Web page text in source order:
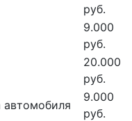
руб.
9.000
руб.
20.000
руб.
9.000
руб.